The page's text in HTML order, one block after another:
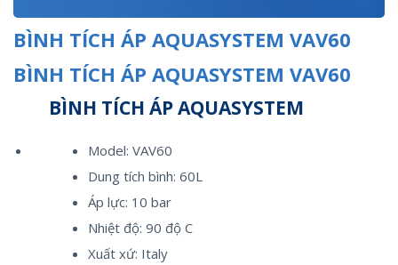
BÌNH TÍCH ÁP AQUASYSTEM VAV60
BÌNH TÍCH ÁP AQUASYSTEM VAV60
BÌNH TÍCH ÁP AQUASYSTEM
Model: VAV60
Dung tích bình: 60L
Áp lực: 10 bar
Nhiệt độ: 90 độ C
Xuất xứ: Italy